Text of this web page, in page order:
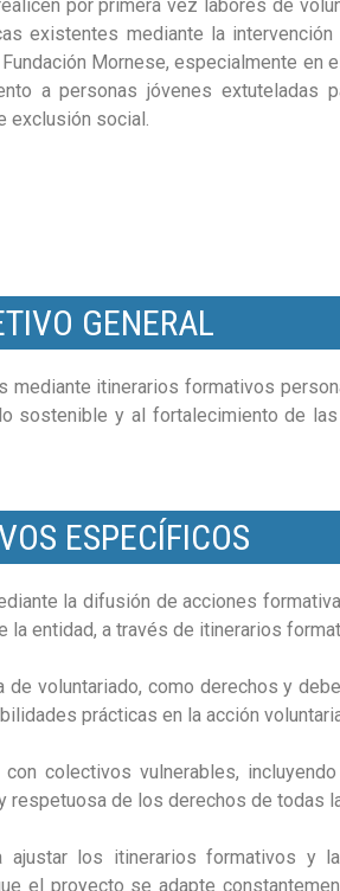
por primera vez labores de
existentes mediante la
Mornese, especialmente en
a personas jóvenes extuteladas
exclusión social.
GENERAL
itinerarios formativos
sostenible y al fortalecimiento de
ESPECÍFICOS
la difusión de acciones
entidad, a través de itinerarios
voluntariado, como derechos y
prácticas en la acción
colectivos vulnerables,
respetuosa de los derechos de todas
los itinerarios formativos y
el proyecto se adapte